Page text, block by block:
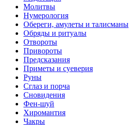
Молитвы
Нумерология
Обереги, амулеты и талисманы
Обряды и ритуалы
Отвороты
Привороты
Предсказания
Приметы и суеверия
Руны
Сглаз и порча
Сновидения
Фен-шуй
Хиромантия
Чакры